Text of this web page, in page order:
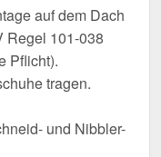
auf dem Dach
Regel 101-038
Pflicht).
tragen.
und Nibbler-